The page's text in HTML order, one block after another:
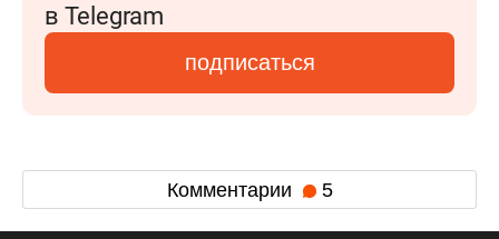
в Telegram
подписаться
Комментарии 5